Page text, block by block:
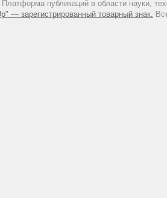
публикаций в области науки,
— зарегистрированный товарный знак.